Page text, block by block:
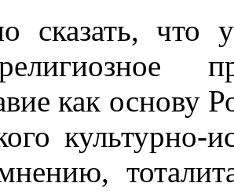
сказать, что
как основу
культурно-